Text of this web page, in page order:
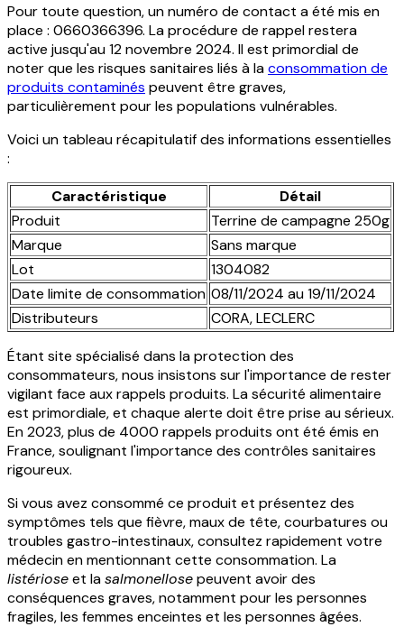
Pour toute question, un numéro de contact a été mis en
place : 0660366396. La procédure de rappel restera
active jusqu'au 12 novembre 2024. Il est primordial de
noter que les risques sanitaires liés à laconsommation de
produits contaminés peuvent être graves,
particulièrement pour les populations vulnérables.
Voici un tableau récapitulatif des informations essentielles
:
Caractéristique
Détail
Produit
Terrine de campagne 250g
Marque
Sans marque
Lot
1304082
Date limite de consommation 08/11/2024 au 19/11/2024
Distributeurs
CORA, LECLERC
Étant site spécialisé dans la protection des
consommateurs, nous insistons sur l'importance de rester
vigilant face aux rappels produits. La sécurité alimentaire
est primordiale, et chaque alerte doit être prise au sérieux.
En 2023, plus de 4000 rappels produits ont été émis en
France, soulignant l'importance des contrôles sanitaires
rigoureux.
Si vous avez consommé ce produit et présentez des
symptômes tels que fièvre, maux de tête, courbatures ou
troubles gastro-intestinaux, consultez rapidement votre
médecin en mentionnant cette consommation. La
listérioseet lasalmonellosepeuvent avoir des
conséquences graves, notamment pour les personnes
fragiles, les femmes enceintes et les personnes âgées.